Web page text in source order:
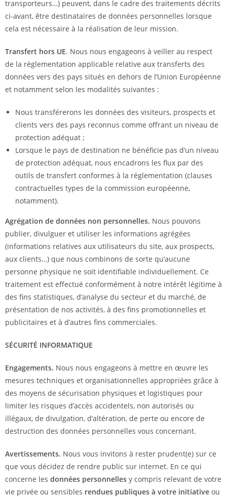
transporteurs…) peuvent, dans le cadre des traitements décrits
ci-avant, être destinataires de données personnelles lorsque
cela est nécessaire à la réalisation de leur mission.
Transfert hors UE. Nous nous engageons à veiller au respect
de la réglementation applicable relative aux transferts des
données vers des pays situés en dehors de l’Union Européenne
et notamment selon les modalités suivantes :
Nous transférerons les données des visiteurs, prospects et
clients vers des pays reconnus comme offrant un niveau de
protection adéquat ;
Lorsque le pays de destination ne bénéficie pas d’un niveau
de protection adéquat, nous encadrons les flux par des
outils de transfert conformes à la réglementation (clauses
contractuelles types de la commission européenne,
notamment).
Agrégation de données non personnelles. Nous pouvons
publier, divulguer et utiliser les informations agrégées
(informations relatives aux utilisateurs du site, aux prospects,
aux clients…) que nous combinons de sorte qu’aucune
personne physique ne soit identifiable individuellement. Ce
traitement est effectué conformément à notre intérêt légitime à
des fins statistiques, d’analyse du secteur et du marché, de
présentation de nos activités, à des fins promotionnelles et
publicitaires et à d’autres fins commerciales.
SÉCURITÉ INFORMATIQUE
Engagements. Nous nous engageons à mettre en œuvre les
mesures techniques et organisationnelles appropriées grâce à
des moyens de sécurisation physiques et logistiques pour
limiter les risques d’accès accidentels, non autorisés ou
illégaux, de divulgation, d’altération, de perte ou encore de
destruction des données personnelles vous concernant.
Avertissements. Nous vous invitons à rester prudent(e) sur ce
que vous décidez de rendre public sur internet. En ce qui
concerne les données personnelles y compris relevant de votre
vie privée ou sensibles rendues publiques à votre initiative ou